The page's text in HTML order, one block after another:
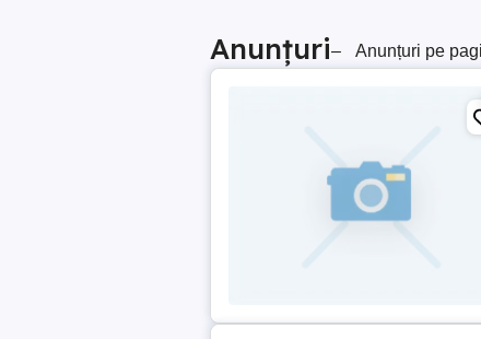
Anunțuri– Anunțuri pe